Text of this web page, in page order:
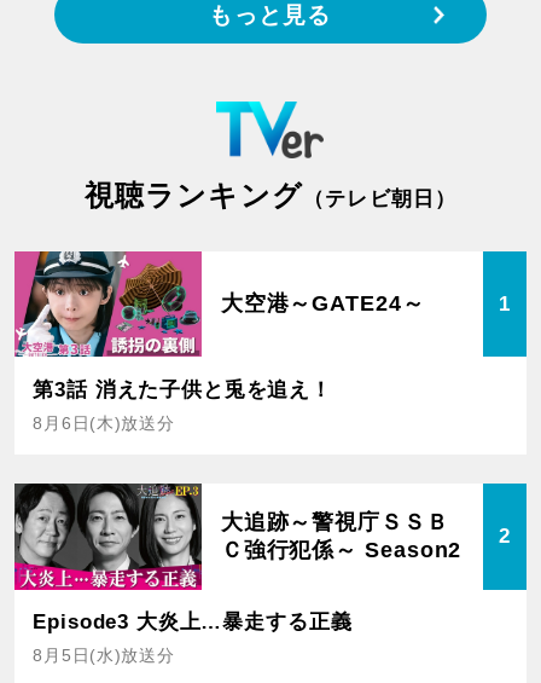
もっと見る
視聴ランキング （テレビ朝日）
大空港～GATE24～ 1
第3話 消えた子供と兎を追え！
8月6日(木)放送分
大追跡～警視庁ＳＳＢ
Ｃ強行犯係～ Season2
2
Episode3 大炎上…暴走する正義
8月5日(水)放送分